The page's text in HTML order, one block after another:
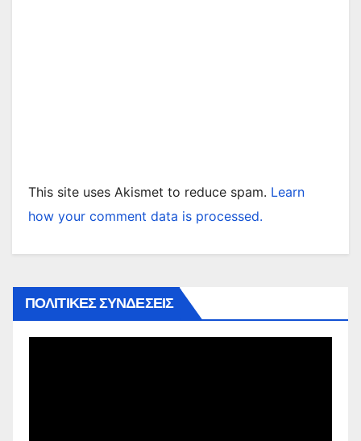
This site uses Akismet to reduce spam. Learn
how your comment data is processed.
ΠΟΛΙΤΙΚΕΣ ΣΥΝΔΕΣΕΙΣ